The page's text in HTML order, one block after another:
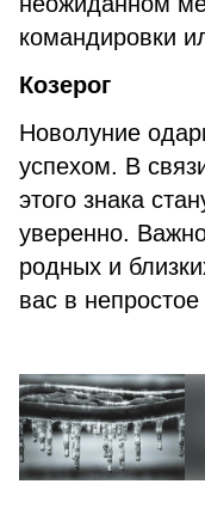
командировки
Козерог
Новолуние
успехом. В
этого знака
уверенно.
родных и
вас в